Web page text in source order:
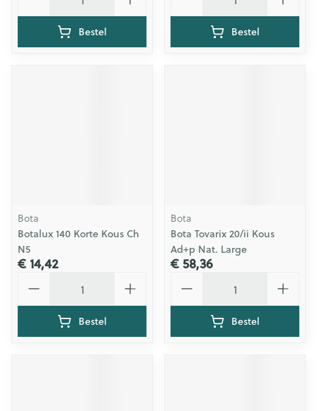
Bestel Bestel
Bota
Botalux 140 Korte Kous Ch
N5
€ 14,42
Bestel
Bota
Bota Tovarix 20/ii Kous
Ad+p Nat. Large
€ 58,36
Bestel